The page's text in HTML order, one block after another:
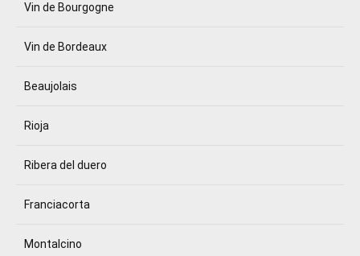
Vin de Bourgogne
Vin de Bordeaux
Beaujolais
Rioja
Ribera del duero
Franciacorta
Montalcino